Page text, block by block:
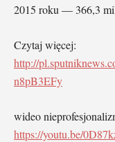
2015 roku — 366,3
Czytaj więcej:
http://
n8pB3EFy
wideo
https://youtu.be/